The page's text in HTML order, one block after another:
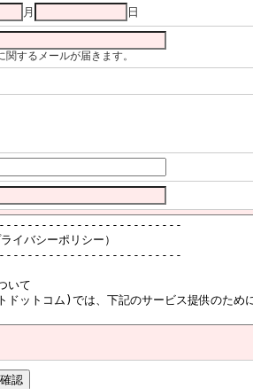
月 日
するメールが届きます。